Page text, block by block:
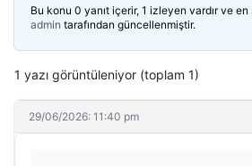
Bu konu 0 yanıt içerir, 1 izleyen vardır ve en
admin tarafından güncellenmiştir.
1 yazı görüntüleniyor (toplam 1)
29/06/2026: 11:40 pm